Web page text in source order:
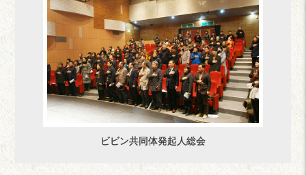
ビビン共同体発起人総会